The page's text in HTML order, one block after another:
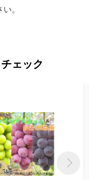
。
ェック